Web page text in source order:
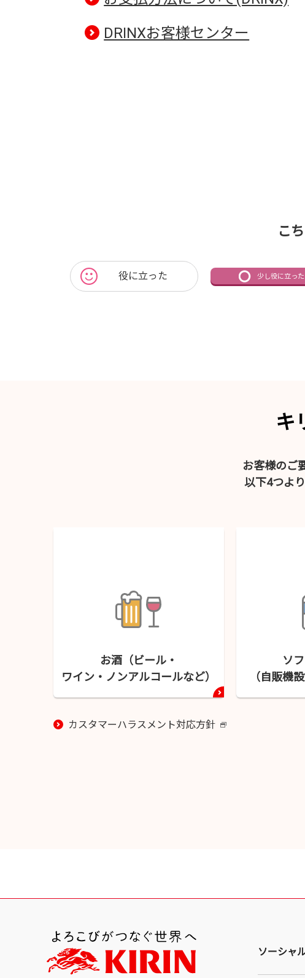
DRINXお客様センター
こ
役に立った 少し役に立った
キ
お客様のご
以下4つよ
お酒（ビール・
ワイン・ ノンアルコールなど）
ソ
（自販機
カスタマーハラスメント対応方針 新
ソーシャ